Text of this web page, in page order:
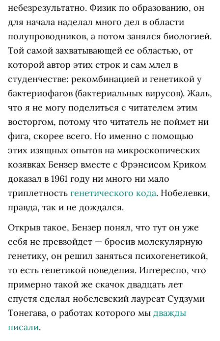
небезрезультатно. Физик по образованию, он
для начала наделал много дел в области
полупроводников, а потом занялся биологией.
Той самой захватывающей ее областью, от
которой автор этих строк и сам млел в
студенчестве: рекомбинацией и генетикой у
бактериофагов (бактериальных вирусов). Жаль,
что я не могу поделиться с читателем этим
восторгом, потому что читатель не поймет ни
фига, скорее всего. Но именно с помощью
этих изящных опытов на микроскопических
козявках Бензер вместе с Фрэнсисом Криком
доказал в 1961 году ни много ни мало
триплетность генетического кода. Нобелевки,
правда, так и не дождался.
Открыв такое, Бензер понял, что тут он уже
себя не превзойдет — бросив молекулярную
генетику, он решил заняться психогенетикой,
то есть генетикой поведения. Интересно, что
примерно такой же скачок двадцать лет
спустя сделал нобелевский лауреат Судзуми
Тонегава, о работах которого мы дважды
писали.